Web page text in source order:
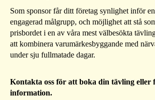
Som sponsor får ditt företag synlighet inför
engagerad målgrupp, och möjlighet att stå
prisbordet i en av våra mest välbesökta
att kombinera varumärkesbyggande med
under sju fullmatade dagar.
Kontakta oss för att boka din tävling eller
information.